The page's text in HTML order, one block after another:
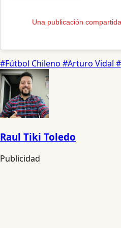
Una publicación
#Fútbol Chileno #Arturo Vidal
Raul Tiki Toledo
Publicidad